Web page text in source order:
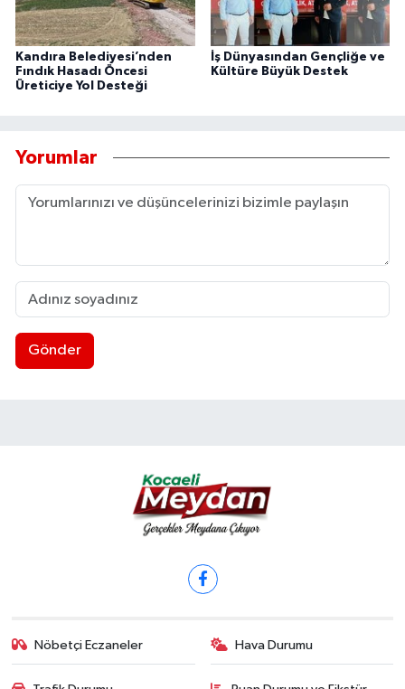
Kandıra Belediyesi’nden
Fındık Hasadı Öncesi
Üreticiye Yol Desteği
İş Dünyasından Gençliğe ve
Kültüre Büyük Destek
Yorumlar
Gönder
Nöbetçi Eczaneler Hava Durumu